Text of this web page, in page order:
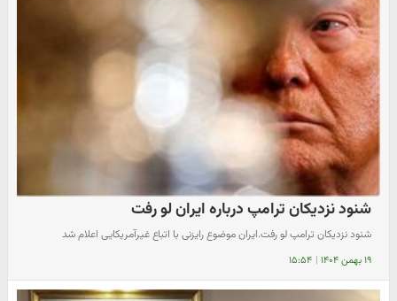
شنود نزدیکان ترامپ درباره ایران لو رفت
شنود نزدیکان ترامپ لو رفت.ایران موضوع رایزنی با اتباع غیرآمریکایی اعلام شد
۱۹ بهمن ۱۴۰۴ | ۱۵:۵۴